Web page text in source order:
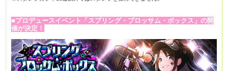
■プロデュースイベント「スプリング・ブロッサム・ボックス」の開
催が決定！